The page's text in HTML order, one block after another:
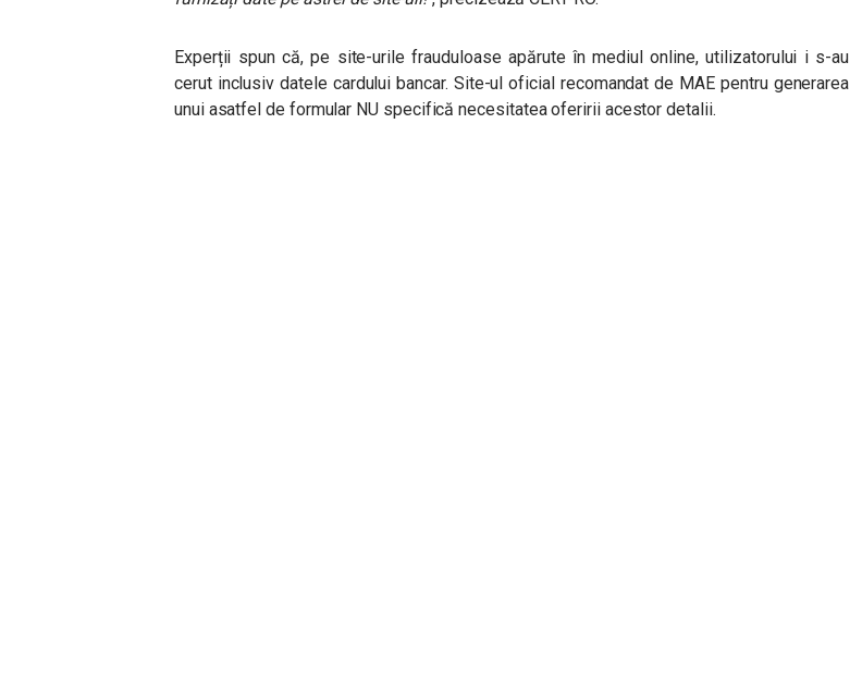
Experții spun că, pe site-urile frauduloase apărute în mediul online, utilizatorului i s-au
cerut inclusiv datele cardului bancar. Site-ul oficial recomandat de MAE pentru generarea
unui asatfel de formular NU specifică necesitatea oferirii acestor detalii.